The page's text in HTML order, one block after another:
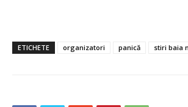
ETICHETE organizatori panică stiri baia